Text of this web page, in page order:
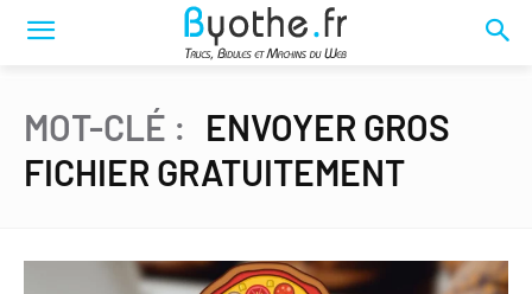
MOT-CLÉ : ENVOYER GROS
FICHIER GRATUITEMENT